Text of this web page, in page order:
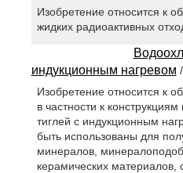
Изобретение относится к
жидких радиоактивных
индукционным нагревом
Изобретение относится к
в частности к
тиглей с индукционным
быть использованы для
минералов,
керамических материалов,